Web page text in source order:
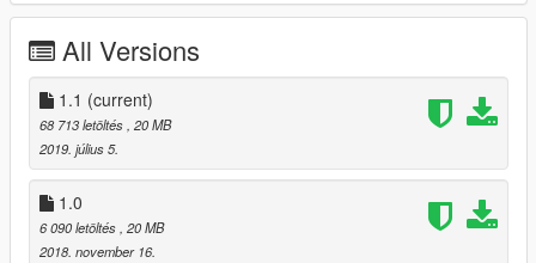
All Versions
1.1 (current)
68 713 letöltés, 20 MB
2019. július 5.
1.0
6 090 letöltés, 20 MB
2018. november 16.